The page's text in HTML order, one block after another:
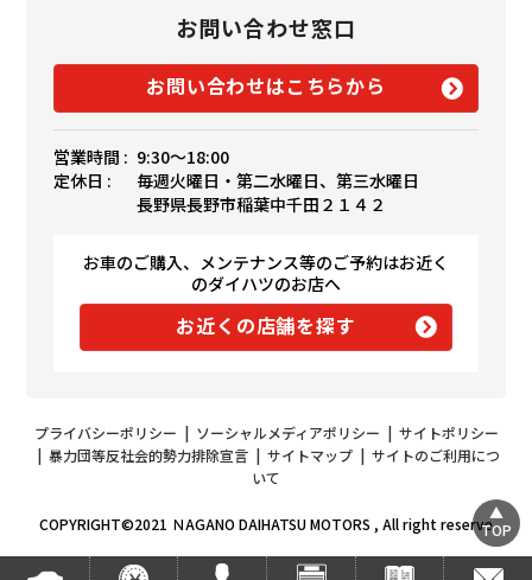
お問い合わせ窓口
お問い合わせはこちらから
営業時間 : 9:30〜18:00
定休日 :
毎週火曜日・第二水曜日、第三水曜日
長野県長野市稲葉中千田２１４２
お車のご購入、メンテナンス等のご予約はお近く
のダイハツのお店へ
お近くの店舗を探す
プライバシーポリシー | ソーシャルメディアポリシー | サイトポリシー
| 暴力団等反社会的勢力排除宣言| サイトマップ| サイトのご利用につ
いて
COPYRIGHT©2021 ＮAGANO DAIHATSU MOTORS , All right reserveTOP